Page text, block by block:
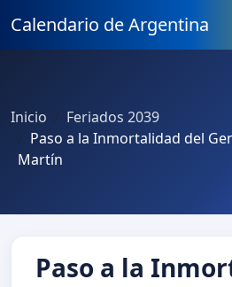
Calendario de Argentina
Inicio
Feriados 2039
Paso a la Inmortalidad del
Martín
Paso a la